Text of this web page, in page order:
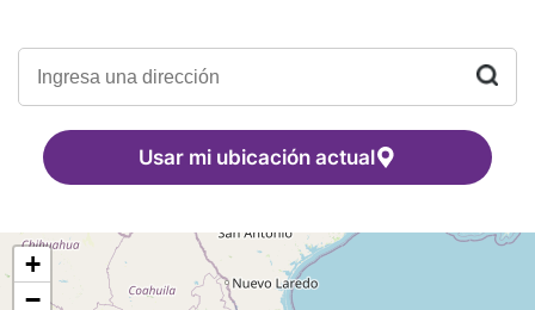
Usar mi ubicación actual
+
−